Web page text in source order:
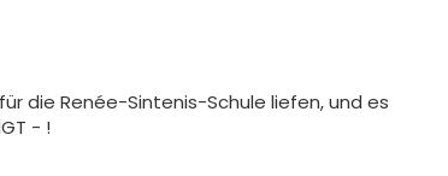
die Renée-Sintenis-Schule liefen, und es
- !